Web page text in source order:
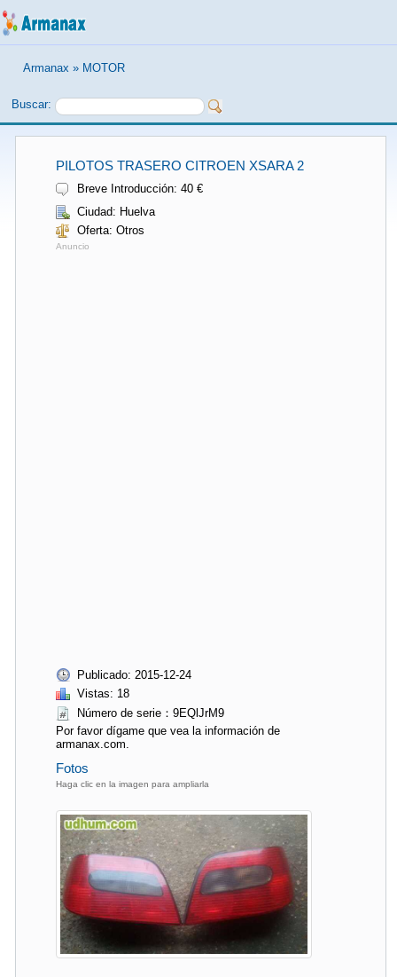
Armanax » MOTOR
Buscar:
PILOTOS TRASERO CITROEN XSARA 2
Breve Introducción: 40 €
Ciudad: Huelva
Oferta: Otros
Anuncio
Publicado: 2015-12-24
Vistas: 18
Número de serie：9EQlJrM9
Por favor dígame que vea la información de
armanax.com.
Fotos
Haga clic en la imagen para ampliarla